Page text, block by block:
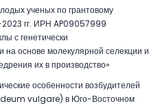
ученых по грантовому
гг. ИРН AP09057999
с генетически
основе молекулярной селекции и
их в производство»
особенности возбудителей
vulgare) в Юго-Восточном